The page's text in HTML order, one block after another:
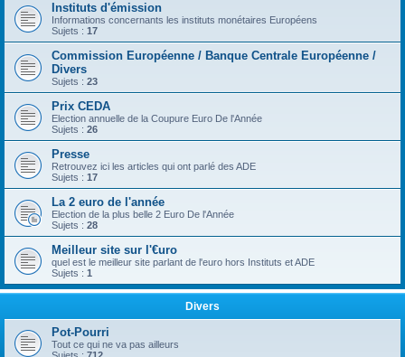
Instituts d'émission
Informations concernants les instituts monétaires Européens
Sujets : 17
Commission Européenne / Banque Centrale Européenne /
Divers
Sujets : 23
Prix CEDA
Election annuelle de la Coupure Euro De l'Année
Sujets : 26
Presse
Retrouvez ici les articles qui ont parlé des ADE
Sujets : 17
La 2 euro de l'année
Election de la plus belle 2 Euro De l'Année
Sujets : 28
Meilleur site sur l'€uro
quel est le meilleur site parlant de l'euro hors Instituts et ADE
Sujets : 1
Divers
Pot-Pourri
Tout ce qui ne va pas ailleurs